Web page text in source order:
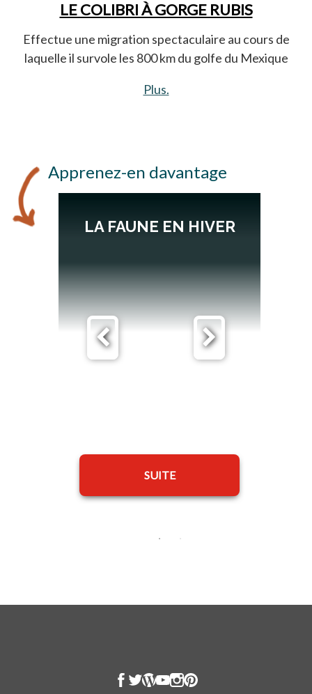
LE COLIBRI À GORGE RUBIS
Effectue une migration spectaculaire au cours de
laquelle il survole les 800 km du golfe du Mexique
Plus.
Apprenez-en davantage
LA FAUNE EN HIVER
SUITE